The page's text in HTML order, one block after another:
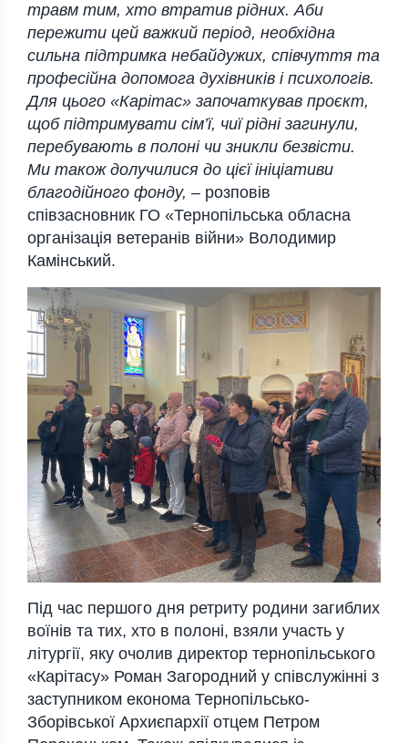
травм тим, хто втратив рідних. Аби
пережити цей важкий період, необхідна
сильна підтримка небайдужих, співчуття та
професійна допомога духівників і психологів.
Для цього «Карітас» започаткував проєкт,
щоб підтримувати сім’ї, чиї рідні загинули,
перебувають в полоні чи зникли безвісти.
Ми також долучилися до цієї ініціативи
благодійного фонду, – розповів
співзасновник ГО «Тернопільська обласна
організація ветеранів війни» Володимир
Камінський.
Під час першого дня ретриту родини загиблих
воїнів та тих, хто в полоні, взяли участь у
літургії, яку очолив директор тернопільського
«Карітасу» Роман Загородний у співслужінні з
заступником економа Тернопільсько-
Зборівської Архиєпархії отцем Петром